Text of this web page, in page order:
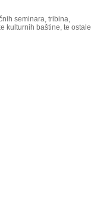
seminara, tribina,
kulturnih baštine, te ostale